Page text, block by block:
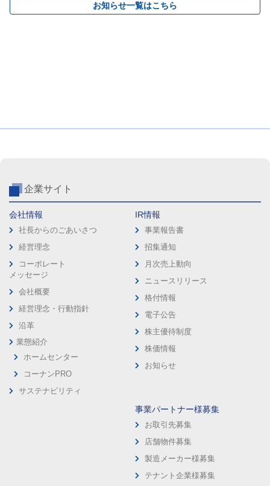
お知らせ一覧はこちら
企業サイト
会社情報
社長からのごあいさつ
経営理念
コーポレート
メッセージ
会社概要
経営理念・行動指針
沿革
業態紹介
ホームセンター
コーナンPRO
サステナビリティ
IR情報
事業報告書
招集通知
月次売上動向
ニュースリリース
格付情報
電子公告
株主優待制度
株価情報
お知らせ
事業パートナー様募集
お取引先募集
店舗物件募集
製造メーカー様募集
テナント企業様募集